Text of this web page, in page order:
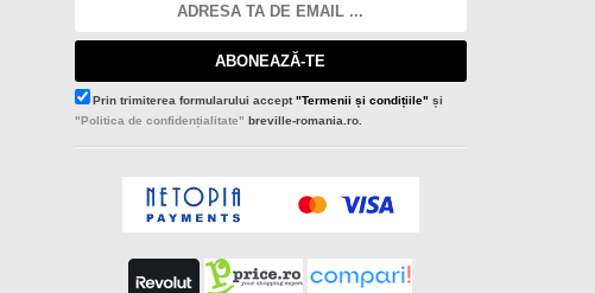
ABONEAZĂ-TE
Prin trimiterea formularului accept"Termenii și condițiile" și
"Politica de confidențialitate" breville-romania.ro.